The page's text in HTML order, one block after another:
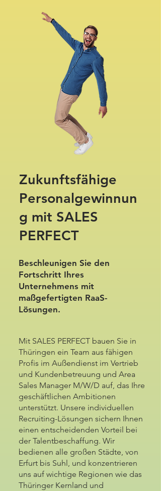
Zukunftsfähige
Personalgewinnun
g mit SALES
PERFECT
Beschleunigen Sie den
Fortschritt Ihres
Unternehmens mit
maßgefertigten RaaS-
Lösungen.
Mit SALES PERFECT bauen Sie in
Thüringen ein Team aus fähigen
Profis im Außendienst im Vertrieb
und Kundenbetreuung und Area
Sales Manager M/W/D auf, das Ihre
geschäftlichen Ambitionen
unterstützt. Unsere individuellen
Recruiting-Lösungen sichern Ihnen
einen entscheidenden Vorteil bei
der Talentbeschaffung. Wir
bedienen alle großen Städte, von
Erfurt bis Suhl, und konzentrieren
uns auf wichtige Regionen wie das
Thüringer Kernland und